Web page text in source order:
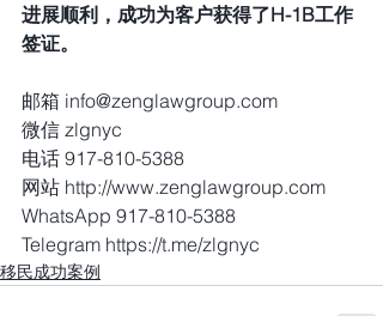
进展顺利，成功为客户获得了H-1B工作
签证。
邮箱 info@zenglawgroup.com
微信 zlgnyc
电话 917-810-5388
网站 http://www.zenglawgroup.com
WhatsApp 917-810-5388
Telegram https://t.me/zlgnyc
移民成功案例